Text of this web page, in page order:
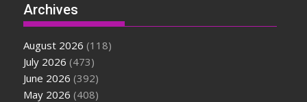
Archives
August 2026 (118)
July 2026 (473)
June 2026 (392)
May 2026 (408)